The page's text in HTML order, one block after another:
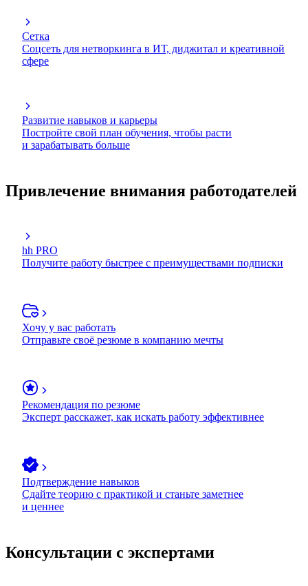
Сетка
Соцсеть для нетворкинга в ИТ, диджитал и креативной
сфере
Развитие навыков и карьеры
Постройте свой план обучения, чтобы расти
и зарабатывать больше
Привлечение внимания работодателей
hh PRO
Получите работу быстрее с преимуществами подписки
Хочу у вас работать
Отправьте своё резюме в компанию мечты
Рекомендация по резюме
Эксперт расскажет, как искать работу эффективнее
Подтверждение навыков
Сдайте теорию с практикой и станьте заметнее
и ценнее
Консультации с экспертами